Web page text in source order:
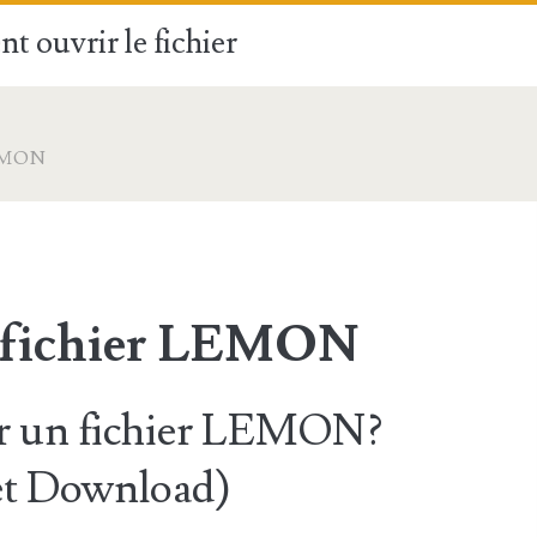
ouvrir le fichier
LEMON
un fichier LEMON?
Download)